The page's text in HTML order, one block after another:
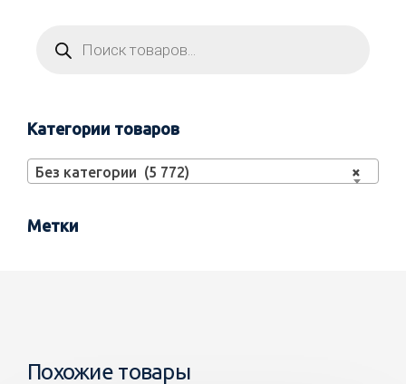
Категории товаров
×
Без категории (5 772)
Метки
Похожие товары